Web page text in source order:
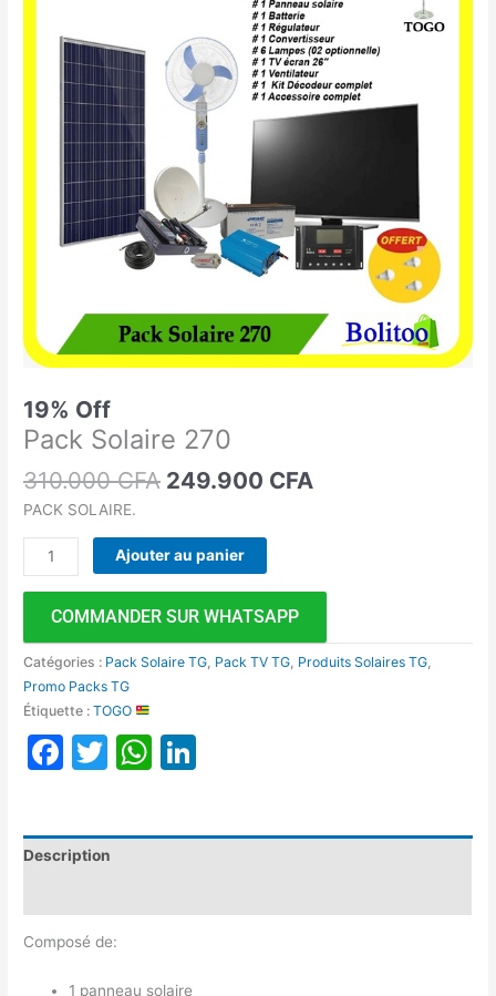
19% Off
Pack Solaire 270
310.000CFA
310.000 CFA.
249.900 CFA
249.900 CFA.
PACK SOLAIRE.
Ajouter au panier
COMMANDER SUR WHATSAPP
Catégories : Pack Solaire TG Pack TV TG Produits Solaires TG
Promo Packs TG
Étiquette :TOGO
Facebook
TwitterWhatsApp
Description
Composé de:
1 panneau solaire